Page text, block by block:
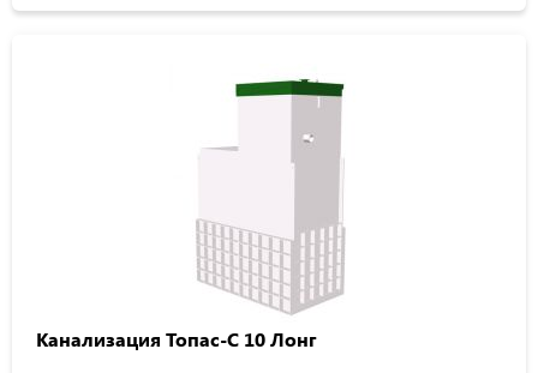
Канализация Топас-С 10 Лонг